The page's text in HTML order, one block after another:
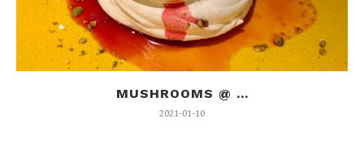
MUSHROOMS @ ...
2021-01-10